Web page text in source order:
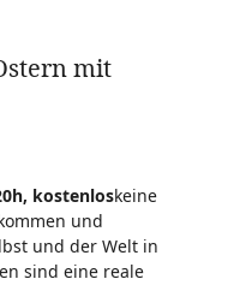
mit
kostenloskeine
und
und der Welt in
sind eine reale